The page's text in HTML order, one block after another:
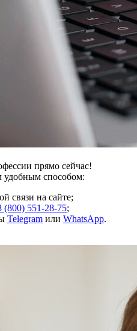
прямо сейчас!
удобным способом:
связи на сайте;
(800) 551-28-75;
Telegram или WhatsApp.